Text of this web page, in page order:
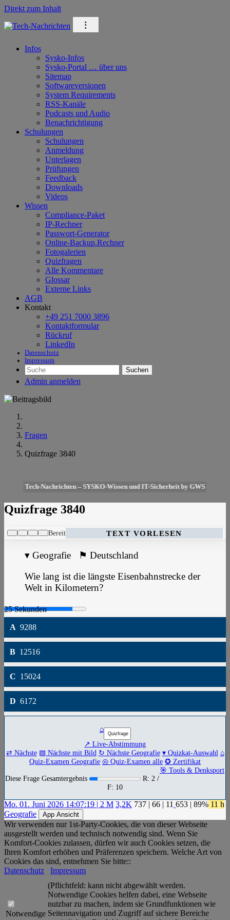
Direkt zum Inhalt
⁝
Infos
Sysko-Infos
Sysko-Portal … über uns
Sitemap
Softwareversionen
System Requirements
RSS-Kanäle
Podcasts und Audio
Benachrichtigung
Schulungen
Schulungen
Anmeldung
Unterlagen
Prüfungen
Feedback
Downloads
Videos
Wissen
Compliance-Paket
IP-Rechner
Passwort-Generator
Online-Backup.Rechner
Fotogalerien
Quizfragen
Alle Kommentare
Glossar
Externe Links
AGB
Kontakt
+49 251 7000 3896
Kontaktformular
Rückruf
LinkedIn
Datenschutz
Impressum
Suchen
Admin anmelden
Fragen
Quizfrage 3840
Tech-Nachrichten – SYSKO-Wissen und IT-Sicherheit by GWS
Quizfrage 3840
Bereit TEXT VORLESEN
▾ Geografie ⚑ Deutschland
Wie lang ist die längste Eisenbahnstrecke der
Welt in Kilometern?
A 9288
B 12516
C 15024
D 6172
⌂
↗ Live-Abstimmung
⇄ Nächste ▧ Nächste mit Bild ↻ Nächste Geografie ▾ Quizkat-Auswahl ⌂
Quiz-Examen Geografie ◎ Quiz-Examen alle ✪ Zertifikat
🎯 Tools & Denksport
Diese Frage Gesamtergebnis
R: 2 /
F: 10
Mo. 01. Juni 2026 14:07:19 | 2 M 3,2K 737 | 66 | 11 653 | 89% 11 h
Geografie
App Ansicht
Wir verwenden nur 1st-Party-Cookies, die von dieser Webseite
ausgestellt werden und technisch notwendig sind. Wenn Sie
Komfort-Cookies zulassen, dürfen wir auch Cookies setzen, die
Ihren Komfort erhöhen und Präferenzen speichern. Welche Art von
Cookies das sind, entnehmen Sie bitte::
Datenschutz
Impressum
Notwendige
(Pflichtfeld: kann nicht abgewählt werden.
Notwendige Cookies helfen dabei, eine Webseite
nutzbar zu machen, indem sie Grundfunktionen wie
Seitennavigation und Zugriff auf sichere Bereiche